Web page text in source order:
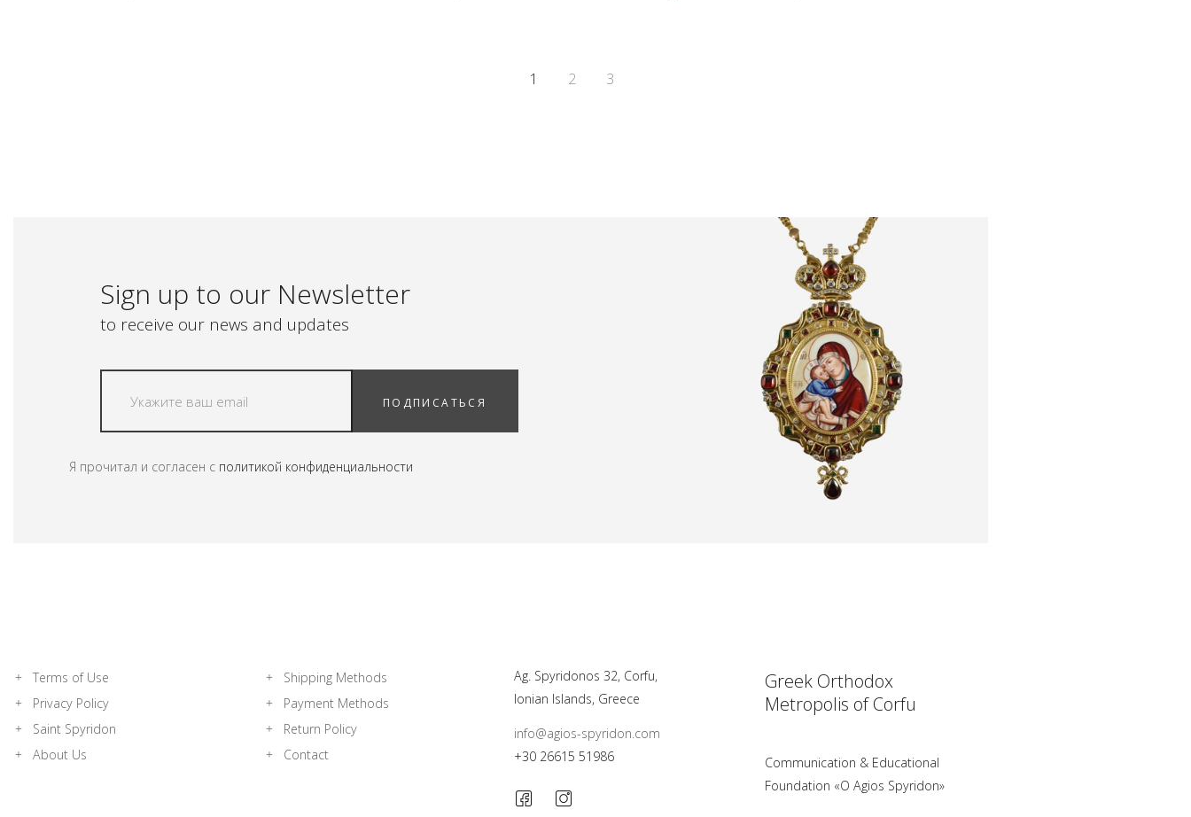
1 2 3
Sign up to our Newsletter
to receive our news and updates
ПОДПИСАТЬСЯ
Я прочитал и согласен с политикой конфиденциальности
Terms of Use
Privacy Policy
Saint Spyridon
About Us
Shipping Methods
Payment Methods
Return Policy
Contact
Ag. Spyridonos 32, Corfu,
Ionian Islands, Greece
info@agios-spyridon.com
+30 26615 51986
Greek Orthodox
Metropolis of Corfu
Communication & Educational
Foundation «O Agios Spyridon»